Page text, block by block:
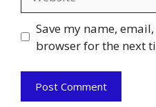
Save my name,
browser for the next